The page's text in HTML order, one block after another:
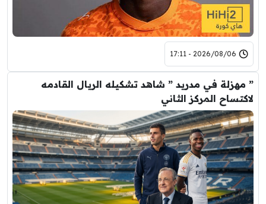
2026/08/06 - 17:11
” مهزلة في مدريد ” شاهد تشكيله الريال القادمه
لاكتساح المركز الثاني